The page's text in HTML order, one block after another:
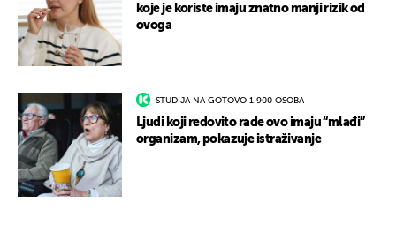
koje je koriste imaju znatno manji rizik od
ovoga
STUDIJA NA GOTOVO 1.900 OSOBA
Ljudi koji redovito rade ovo imaju “mlađi”
organizam, pokazuje istraživanje